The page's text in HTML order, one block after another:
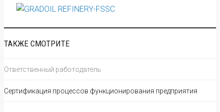
ТАКЖЕ СМОТРИТЕ
Ответственный работодатель
Сертификация процессов функционирования предприятия